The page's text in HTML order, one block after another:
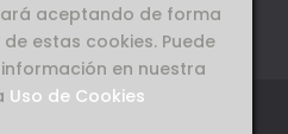
aceptando de forma
estas cookies. Puede
en nuestra
Uso de Cookies